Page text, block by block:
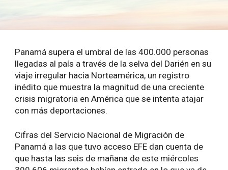
Panamá supera el umbral de las 400.000 personas
llegadas al país a través de la selva del Darién en su
viaje irregular hacia Norteamérica, un registro
inédito que muestra la magnitud de una creciente
crisis migratoria en América que se intenta atajar
con más deportaciones.
Cifras del Servicio Nacional de Migración de
Panamá a las que tuvo acceso EFE dan cuenta de
que hasta las seis de mañana de este miércoles